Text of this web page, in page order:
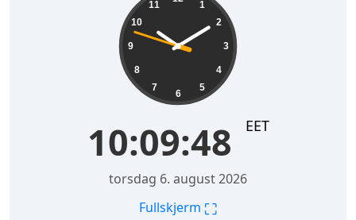
1
2
3
4
5
6
7
8
9
10
11
10:09:48 EET
torsdag 6. august 2026
Fullskjerm ⛶